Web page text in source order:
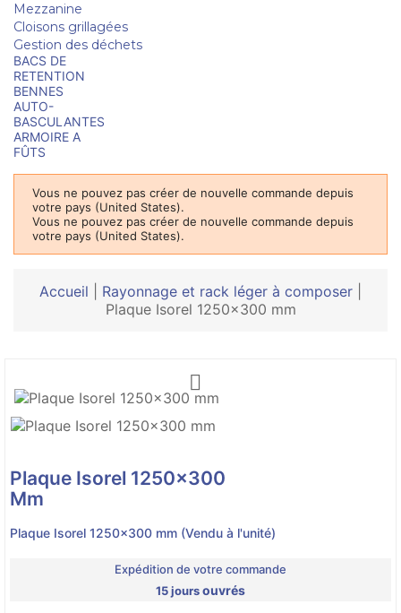
Mezzanine
Cloisons grillagées
Gestion des déchets
BACS DE
RETENTION
BENNES
AUTO-
BASCULANTES
ARMOIRE A
FÛTS
Vous ne pouvez pas créer de nouvelle commande depuis
votre pays (United States).
Vous ne pouvez pas créer de nouvelle commande depuis
votre pays (United States).
Accueil Rayonnage et rack léger à composer
Plaque Isorel 1250x300 mm

Plaque Isorel 1250x300
Mm
Plaque Isorel 1250x300 mm (Vendu à l'unité)
Expédition de votre commande
15 joursouvrés